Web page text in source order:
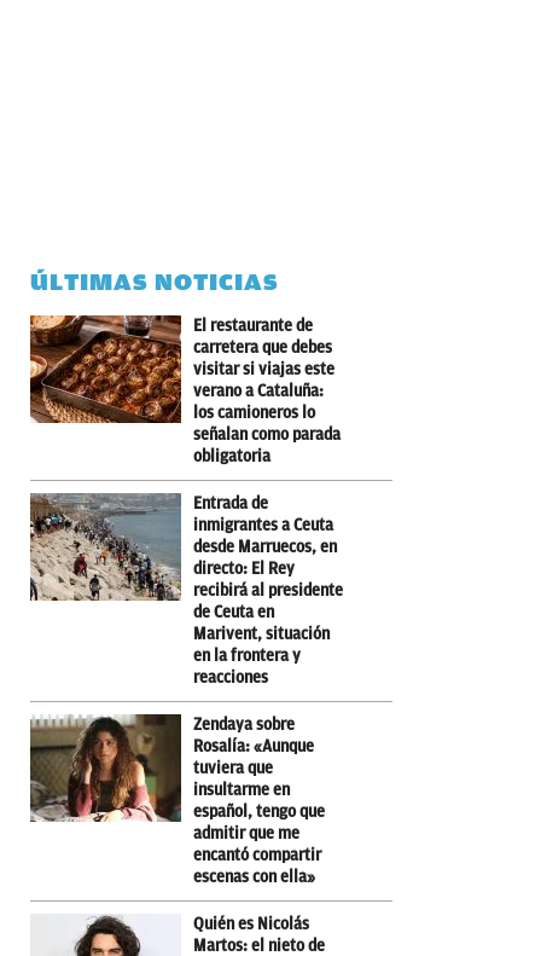
ÚLTIMAS NOTICIAS
El restaurante de
carretera que debes
visitar si viajas este
verano a Cataluña:
los camioneros lo
señalan como parada
obligatoria
Entrada de
inmigrantes a Ceuta
desde Marruecos, en
directo: El Rey
recibirá al presidente
de Ceuta en
Marivent, situación
en la frontera y
reacciones
Zendaya sobre
Rosalía: «Aunque
tuviera que
insultarme en
español, tengo que
admitir que me
encantó compartir
escenas con ella»
Quién es Nicolás
Martos: el nieto de